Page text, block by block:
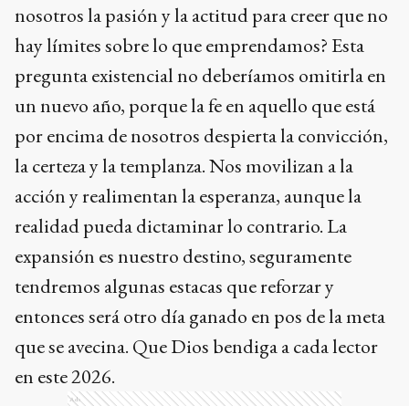
nosotros la pasión y la actitud para creer que no
hay límites sobre lo que emprendamos? Esta
pregunta existencial no deberíamos omitirla en
un nuevo año, porque la fe en aquello que está
por encima de nosotros despierta la convicción,
la certeza y la templanza. Nos movilizan a la
acción y realimentan la esperanza, aunque la
realidad pueda dictaminar lo contrario. La
expansión es nuestro destino, seguramente
tendremos algunas estacas que reforzar y
entonces será otro día ganado en pos de la meta
que se avecina. Que Dios bendiga a cada lector
en este 2026.
Ads